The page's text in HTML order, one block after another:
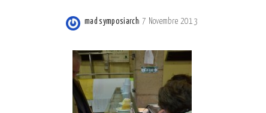
Posted
mad symposiarch 7 Novembre 2013